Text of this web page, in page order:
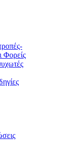
Φορείς